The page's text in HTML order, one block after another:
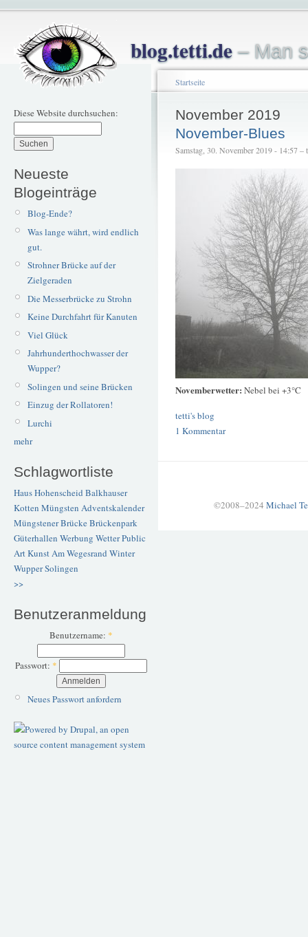
blog.tetti.de– Man
Diese Website durchsuchen:
Neueste
Blogeinträge
Blog-Ende?
Was lange währt, wird endlich
gut.
Strohner Brücke auf der
Zielgeraden
Die Messerbrücke zu Strohn
Keine Durchfahrt für Kanuten
Viel Glück
Jahrhunderthochwasser der
Wupper?
Solingen und seine Brücken
Einzug der Rollatoren!
Lurchi
mehr
Schlagwortliste
Haus Hohenscheid Balkhauser
Kotten Müngsten Adventskalender
Müngstener BrückeBrückenpark
Güterhallen Werbung WetterPublic
ArtKunstAm Wegesrand Winter
WupperSolingen
>>
Benutzeranmeldung
Benutzername: *
Passwort: *
Neues Passwort anfordern
Startseite
November 2019
November-Blues
Samstag, 30. November 2019 - 14:57 –
Novemberwetter: Nebel bei +3°C
tetti's blog
1 Kommentar
©2008–2024 Michael